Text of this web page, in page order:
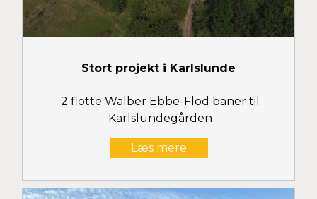
Stort projekt i Karlslunde
2 flotte Walber Ebbe-Flod baner til
Karlslundegården
Læs mere